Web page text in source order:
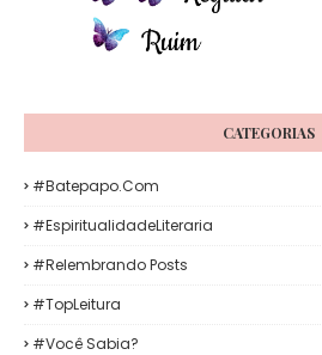
CATEGORIAS
#Batepapo.com
#EspiritualidadeLiteraria
#Relembrando Posts
#TopLeitura
#Você Sabia?